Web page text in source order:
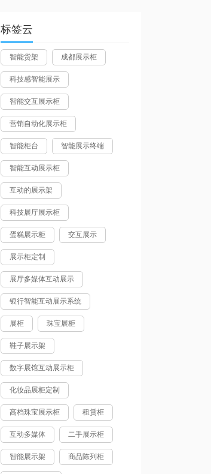
标签云
智能货架 成都展示柜
科技感智能展示
智能交互展示柜
营销自动化展示柜
智能柜台 智能展示终端
智能互动展示柜
互动的展示架
科技展厅展示柜
蛋糕展示柜 交互展示
展示柜定制
展厅多媒体互动展示
银行智能互动展示系统
展柜 珠宝展柜
鞋子展示架
数字展馆互动展示柜
化妆品展柜定制
高档珠宝展示柜 租赁柜
互动多媒体 二手展示柜
智能展示架 商品陈列柜